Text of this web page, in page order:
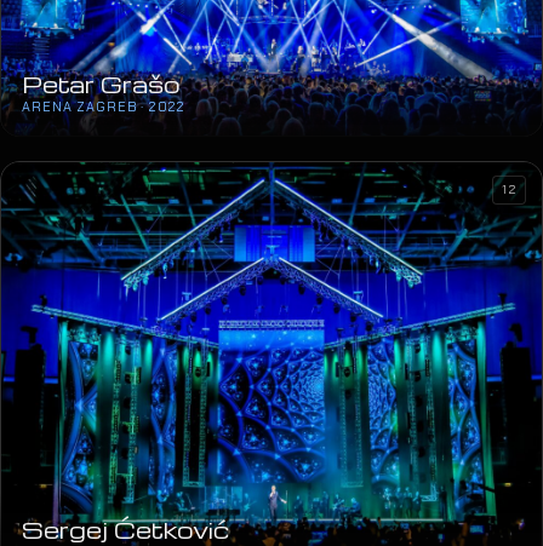
Petar Grašo
ARENA ZAGREB · 2022
24